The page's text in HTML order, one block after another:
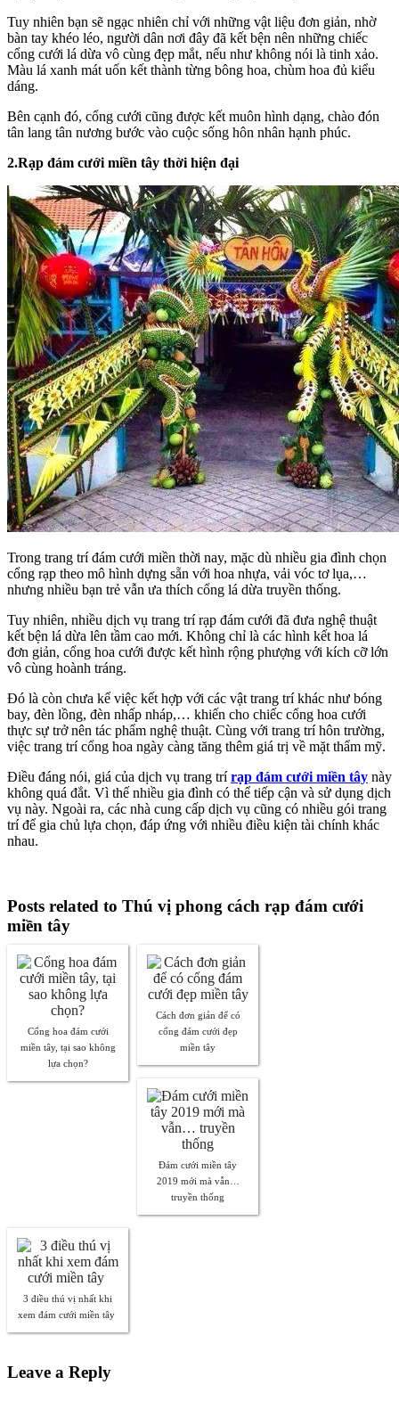
Tuy nhiên bạn sẽ ngạc nhiên chỉ với những vật liệu đơn giản, nhờ
bàn tay khéo léo, người dân nơi đây đã kết bện nên những chiếc
cổng cưới lá dừa vô cùng đẹp mắt, nếu như không nói là tinh xảo.
Màu lá xanh mát uốn kết thành từng bông hoa, chùm hoa đủ kiểu
dáng.
Bên cạnh đó, cổng cưới cũng được kết muôn hình dạng, chào đón
tân lang tân nương bước vào cuộc sống hôn nhân hạnh phúc.
2.Rạp đám cưới miền tây thời hiện đại
Trong trang trí đám cưới miền thời nay, mặc dù nhiều gia đình chọn
cổng rạp theo mô hình dựng sẵn với hoa nhựa, vải vóc tơ lụa,…
nhưng nhiều bạn trẻ vẫn ưa thích cổng lá dừa truyền thống.
Tuy nhiên, nhiều dịch vụ trang trí rạp đám cưới đã đưa nghệ thuật
kết bện lá dừa lên tầm cao mới. Không chỉ là các hình kết hoa lá
đơn giản, cổng hoa cưới được kết hình rộng phượng với kích cỡ lớn
vô cùng hoành tráng.
Đó là còn chưa kể việc kết hợp với các vật trang trí khác như bóng
bay, đèn lồng, đèn nhấp nháp,… khiến cho chiếc cổng hoa cưới
thực sự trở nên tác phẩm nghệ thuật. Cùng với trang trí hôn trường,
việc trang trí cổng hoa ngày càng tăng thêm giá trị về mặt thẩm mỹ.
Điều đáng nói, giá của dịch vụ trang trírạp đám cưới miền tây này
không quá đắt. Vì thế nhiều gia đình có thể tiếp cận và sử dụng dịch
vụ này. Ngoài ra, các nhà cung cấp dịch vụ cũng có nhiều gói trang
trí để gia chủ lựa chọn, đáp ứng với nhiều điều kiện tài chính khác
nhau.
Posts related to Thú vị phong cách rạp đám cưới
miền tây
Cổng hoa đám cưới
miền tây, tại sao không
lựa chọn?
Cách đơn giản để có
cổng đám cưới đẹp
miền tây
Đám cưới miền tây
2019 mới mà vẫn…
truyền thống
3 điều thú vị nhất khi
xem đám cưới miền tây
Leave a Reply